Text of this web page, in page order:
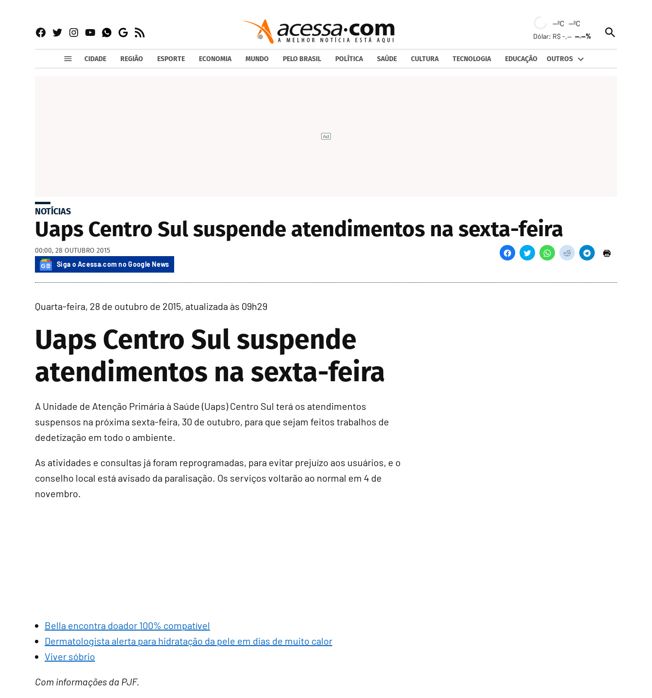
Facebook
TwitterInstagram
YouTubeWhatsapp
Google
News
RSS
--ºC --ºC
Dólar: R$ -,----.--%
Open
Search
CIDADE REGIÃO ESPORTE ECONOMIA MUNDO PELO BRASIL POLÍTICA SAÚDE CULTURA TECNOLOGIA EDUCAÇÃO OUTROS
NOTÍCIAS
Uaps Centro Sul suspende atendimentos na sexta-feira
00:00, 28 OUTUBRO 2015
Siga o Acessa.com no Google News
Quarta-feira, 28 de outubro de 2015, atualizada às 09h29
Uaps Centro Sul suspende
atendimentos na sexta-feira
A Unidade de Atenção Primária à Saúde (Uaps) Centro Sul terá os atendimentos
suspensos na próxima sexta-feira, 30 de outubro, para que sejam feitos trabalhos de
dedetização em todo o ambiente.
As atividades e consultas já foram reprogramadas, para evitar prejuízo aos usuários, e o
conselho local está avisado da paralisação. Os serviços voltarão ao normal em 4 de
novembro.
Bella encontra doador 100% compatível
Dermatologista alerta para hidratação da pele em dias de muito calor
Viver sóbrio
Com informações da PJF.